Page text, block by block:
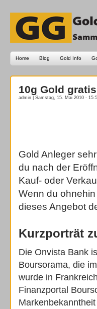
Home Blog Gold Info
10g Gold
admin | Samstag, 15. Mai 2010 -
Gold Anleger
du nach der
Kauf- oder
Wenn du
dieses Angebot
Kurzporträt
Die Onvista Bank
Boursorama, die
wurde in
Finanzportal